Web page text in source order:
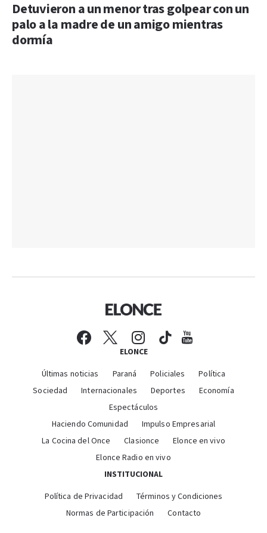
Detuvieron a un menor tras golpear con un
palo a la madre de un amigo mientras
dormía
ELONCE
Últimas noticias Paraná Policiales
Política
Sociedad
Internacionales Deportes
Economía
Espectáculos
Haciendo Comunidad
Impulso Empresarial
La Cocina del Once
Clasionce
Elonce en vivo
Elonce Radio en vivo
INSTITUCIONAL
Política de Privacidad
Términos y Condiciones
Normas de Participación
Contacto